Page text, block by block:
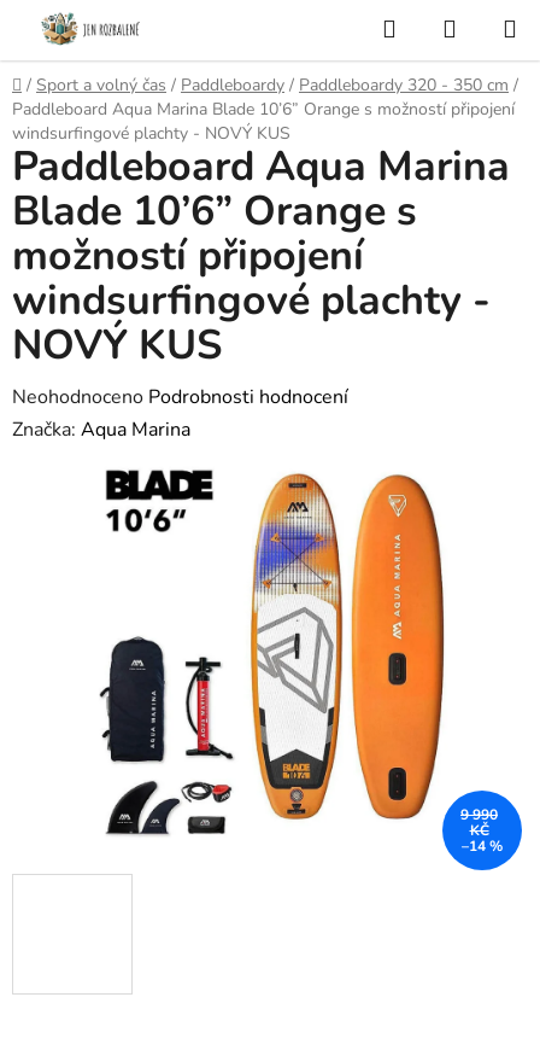
Přejít
obsah
Hledat
KOŠÍK
Domů
/ Sport a volný čas / Paddleboardy / Paddleboardy 320 - 350 cm /
Paddleboard Aqua Marina Blade 10’6” Orange s možností připojení
windsurfingové plachty - NOVÝ KUS
Paddleboard Aqua Marina
Blade 10’6” Orange s
možností připojení
windsurfingové plachty -
NOVÝ KUS
Průměrné
hodnocení
Neohodnoceno Podrobnosti hodnocení
Značka: Aqua Marina
9 990
KČ
–14 %